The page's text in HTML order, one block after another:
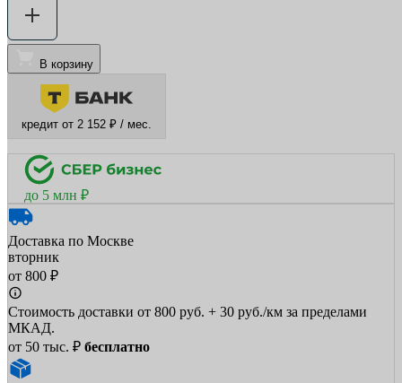
В корзину
кредит от 2 152 ₽ / мес.
до 5 млн ₽
Доставка по Москве
вторник
от 800 ₽
Стоимость доставки от 800 руб. + 30 руб./км за пределами
МКАД.
от 50 тыс. ₽ бесплатно